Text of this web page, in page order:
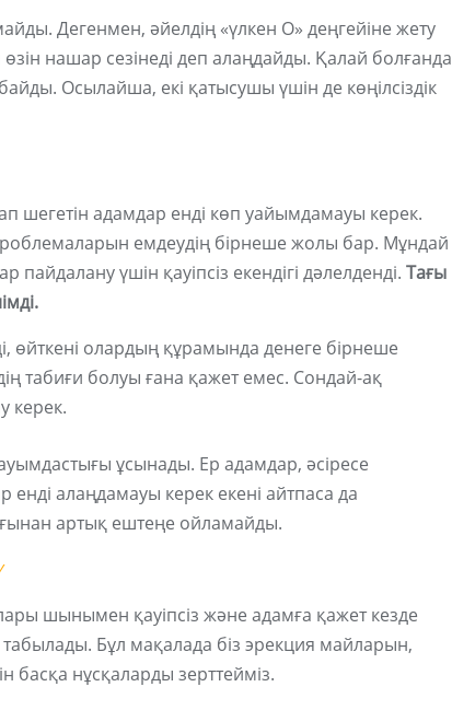
Дегенмен, әйелдің «үлкен О» деңгейіне жету
нашар сезінеді деп алаңдайды. Қалай болғанда
Осылайша, екі қатысушы үшін де көңілсіздік
шегетін адамдар енді көп уайымдамауы керек.
емдеудің бірнеше жолы бар. Мұндай
үшін қауіпсіз екендігі дәлелденді. Тағы
өйткені олардың құрамында денеге бірнеше
табиғи болуы ғана қажет емес. Сондай-ақ
керек.
ұсынады. Ер адамдар, әсіресе
алаңдамауы керек екені айтпаса да
артық ештеңе ойламайды.
шынымен қауіпсіз және адамға қажет кезде
Бұл мақалада біз эрекция майларын,
басқа нұсқаларды зерттейміз.